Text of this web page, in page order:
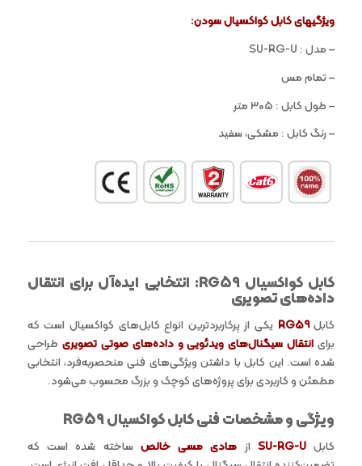
ویژگیهای کابل کواکسیال سودن:
– مدل : SU-RG-U
– تمام مس
– طول کابل : 305 متر
– رنگ کابل : مشکی، سفید
کابل کواکسیال RG59: انتخابی ایده‌آل برای انتقال
داده‌های تصویری
کابلRG59 یکی از پرکاربردترین انواع کابل‌های کواکسیال است که
برای انتقال سیگنال‌های ویدئویی و داده‌های صوتی تصویری طراحی
شده است. این کابل با داشتن ویژگی‌های فنی منحصربه‌فرد، انتخابی
مطمئن و کاربردی برای پروژه‌های کوچک و بزرگ محسوب می‌شود.
ویژگی‌ و مشخصات فنی کابل کواکسیال RG59
کابل SU-RG-Uاز هادی مسی خالص ساخته شده است که